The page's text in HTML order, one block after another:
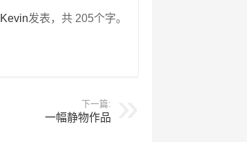
Kevin发表，共 205个字。
下一篇:
一幅静物作品